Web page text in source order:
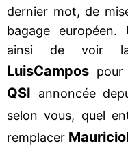
dernier mot, de
bagage
ainsi de voir la
LuisCampos
QSI annoncée
selon vous, quel
remplacer Mauricio